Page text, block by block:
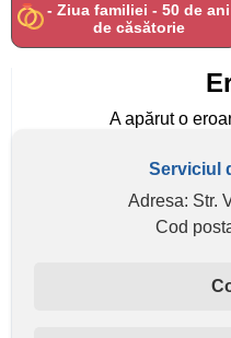
- Ziua familiei - 50 de ani
de căsătorie
A apărut o
Serviciul
Adresa: Str.
Cod